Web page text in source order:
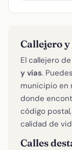
Callejero
El callejero
y vías.
municipio en
donde
código
calidad de
Calles